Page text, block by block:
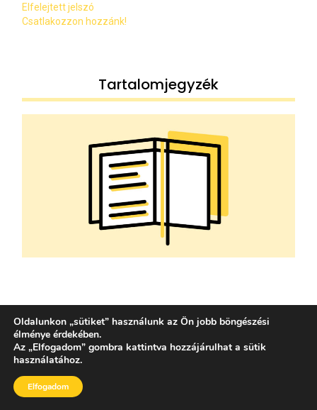
Elfelejtett jelszó
Csatlakozzon hozzánk!
Tartalomjegyzék
Üzemanyagár
Oldalunkon „sütiket” használunk az Ön jobb böngészési
élménye érdekében.
Az „Elfogadom” gombra kattintva hozzájárulhat a sütik
használatához.
Elfogadom